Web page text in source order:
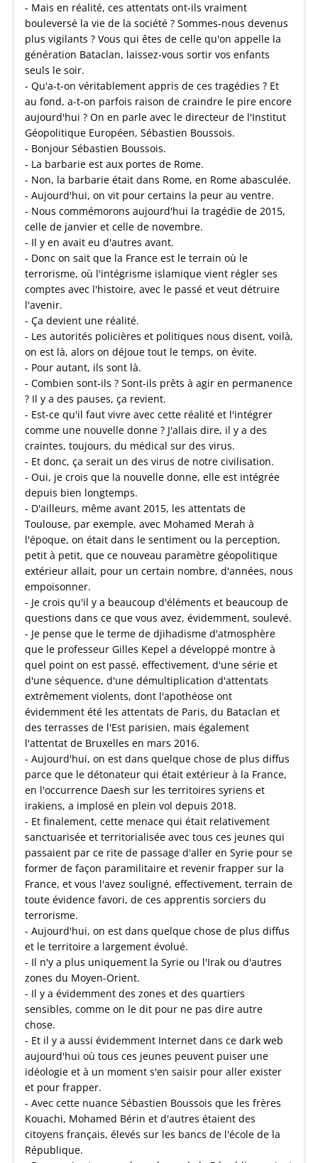
- Mais en réalité, ces attentats ont-ils vraiment
bouleversé la vie de la société ? Sommes-nous devenus
plus vigilants ? Vous qui êtes de celle qu'on appelle la
génération Bataclan, laissez-vous sortir vos enfants
seuls le soir.
- Qu'a-t-on véritablement appris de ces tragédies ? Et
au fond, a-t-on parfois raison de craindre le pire encore
aujourd'hui ? On en parle avec le directeur de l'Institut
Géopolitique Européen, Sébastien Boussois.
- Bonjour Sébastien Boussois.
- La barbarie est aux portes de Rome.
- Non, la barbarie était dans Rome, en Rome abasculée.
- Aujourd'hui, on vit pour certains la peur au ventre.
- Nous commémorons aujourd'hui la tragédie de 2015,
celle de janvier et celle de novembre.
- Il y en avait eu d'autres avant.
- Donc on sait que la France est le terrain où le
terrorisme, où l'intégrisme islamique vient régler ses
comptes avec l'histoire, avec le passé et veut détruire
l'avenir.
- Ça devient une réalité.
- Les autorités policières et politiques nous disent, voilà,
on est là, alors on déjoue tout le temps, on évite.
- Pour autant, ils sont là.
- Combien sont-ils ? Sont-ils prêts à agir en permanence
? Il y a des pauses, ça revient.
- Est-ce qu'il faut vivre avec cette réalité et l'intégrer
comme une nouvelle donne ? J'allais dire, il y a des
craintes, toujours, du médical sur des virus.
- Et donc, ça serait un des virus de notre civilisation.
- Oui, je crois que la nouvelle donne, elle est intégrée
depuis bien longtemps.
- D'ailleurs, même avant 2015, les attentats de
Toulouse, par exemple, avec Mohamed Merah à
l'époque, on était dans le sentiment ou la perception,
petit à petit, que ce nouveau paramètre géopolitique
extérieur allait, pour un certain nombre, d'années, nous
empoisonner.
- Je crois qu'il y a beaucoup d'éléments et beaucoup de
questions dans ce que vous avez, évidemment, soulevé.
- Je pense que le terme de djihadisme d'atmosphère
que le professeur Gilles Kepel a développé montre à
quel point on est passé, effectivement, d'une série et
d'une séquence, d'une démultiplication d'attentats
extrêmement violents, dont l'apothéose ont
évidemment été les attentats de Paris, du Bataclan et
des terrasses de l'Est parisien, mais également
l'attentat de Bruxelles en mars 2016.
- Aujourd'hui, on est dans quelque chose de plus diffus
parce que le détonateur qui était extérieur à la France,
en l'occurrence Daesh sur les territoires syriens et
irakiens, a implosé en plein vol depuis 2018.
- Et finalement, cette menace qui était relativement
sanctuarisée et territorialisée avec tous ces jeunes qui
passaient par ce rite de passage d'aller en Syrie pour se
former de façon paramilitaire et revenir frapper sur la
France, et vous l'avez souligné, effectivement, terrain de
toute évidence favori, de ces apprentis sorciers du
terrorisme.
- Aujourd'hui, on est dans quelque chose de plus diffus
et le territoire a largement évolué.
- Il n'y a plus uniquement la Syrie ou l'Irak ou d'autres
zones du Moyen-Orient.
- Il y a évidemment des zones et des quartiers
sensibles, comme on le dit pour ne pas dire autre
chose.
- Et il y a aussi évidemment Internet dans ce dark web
aujourd'hui où tous ces jeunes peuvent puiser une
idéologie et à un moment s'en saisir pour aller exister
et pour frapper.
- Avec cette nuance Sébastien Boussois que les frères
Kouachi, Mohamed Bérin et d'autres étaient des
citoyens français, élevés sur les bancs de l'école de la
République.